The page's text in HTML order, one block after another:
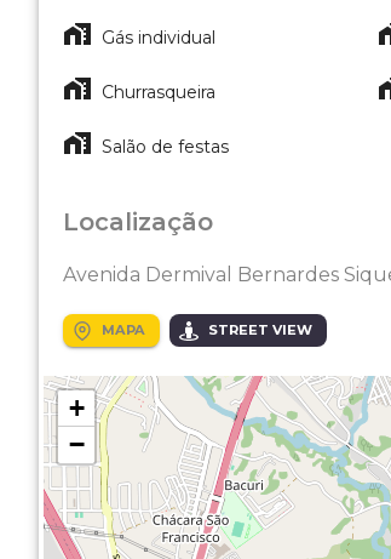
Gás individual
Churrasqueira
Salão de festas
Localização
Avenida Dermival Bernardes
MAPA STREET VIEW
+
−